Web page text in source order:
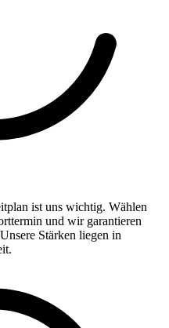
ist uns wichtig. Wählen
und wir garantieren
Stärken liegen in